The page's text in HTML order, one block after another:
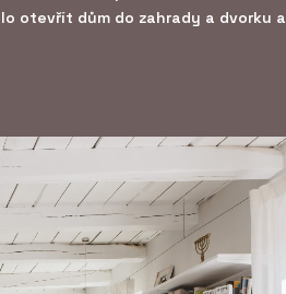
otevřít dům do zahrady a dvorku a